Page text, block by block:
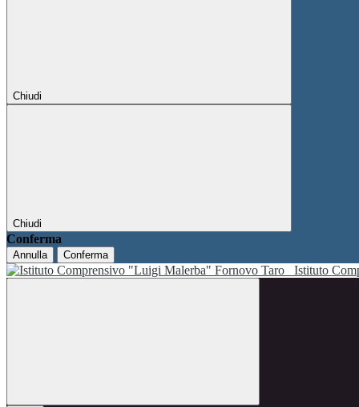
Chiudi
Chiudi
Conferma
Annulla Conferma
Istituto